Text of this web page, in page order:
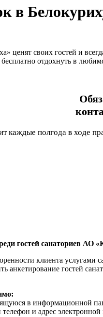
в
ценят своих гостей и
отдохнуть в
каждые полгода в ходе
гостей санаториев АО
клиента
анкетирование гостей
в информационной
и адрес